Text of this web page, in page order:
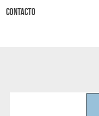
Contacto